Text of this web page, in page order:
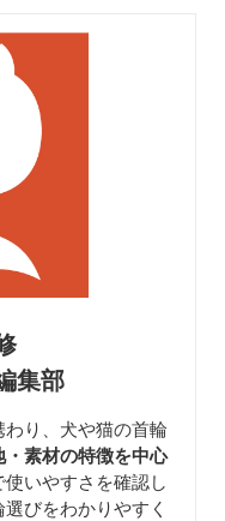
集部
り、犬や猫の首輪
素材の特徴を中心
いやすさを確認し
びをわかりやすく